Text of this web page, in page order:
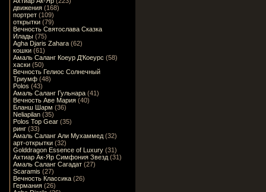
движения (168)
портрет (109)
открытки (79)
Вечность Святослава Сказка
Илады (75)
Agha Djaris Zahara (62)
кошки (61)
Амаль Саланг Коеур Д'Коеурс (58)
хаски (50)
Вечность Гелиос Солнечный
Триумф (48)
Polos (43)
Амаль Саланг Гульнара (41)
Вечность Аве Мария (40)
Бланш Шарм (36)
Neliapilan (35)
Polos Top Gear (35)
ринг (33)
Амаль Саланг Али Мухаммед (32)
арт-открытки (32)
Golddragon Essence of Luxury (31)
Ахтиар Ак-Яр Симфония Звезд (31)
Амаль Саланг Сагадат (27)
Scaramis (27)
Вечность Классика (26)
Германия (26)